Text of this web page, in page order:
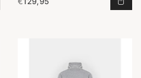
MOLLY SAND